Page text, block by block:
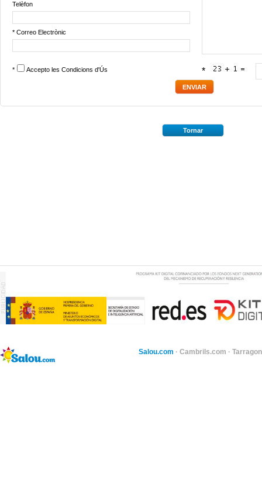
Telèfon
* Correo Electrònic
* Accepto les Condicions d'Ús *
Tornar
Salou.com · Cambrils.com ·